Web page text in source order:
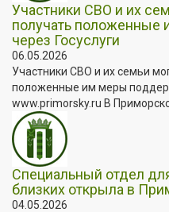
Участники СВО и их
получать
через Госуслуги
06.05.2026
Участники СВО и их семьи
положенные им меры
www.primorsky.ru В
Специальный отдел
близких открыла в
04.05.2026